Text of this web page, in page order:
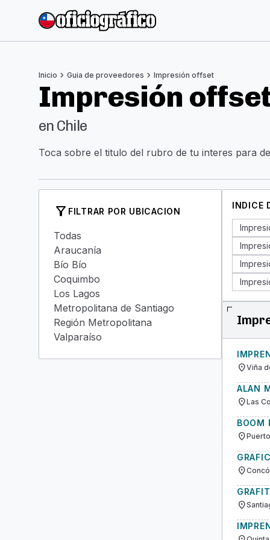
Inicio chevron_right Guia de proveedores chevron_right Impresión offset
Impresión
en Chile
Toca sobre el titulo del rubro de tu interes para
filter_alt FILTRAR POR UBICACION
Todas
Araucanía
Bío Bío
Coquimbo
Los Lagos
Metropolitana de Santiago
Región Metropolitana
Valparaíso
INDICE
location_onViña
ALAN
location_onLas
BOOM
location_on
location_on
location_on